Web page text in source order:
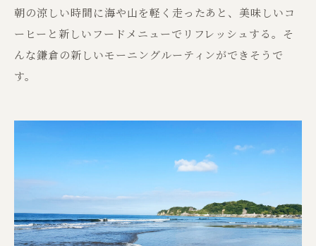
朝の涼しい時間に海や山を軽く走ったあと、美味しいコ
ーヒーと新しいフードメニューでリフレッシュする。そ
んな鎌倉の新しいモーニングルーティンができそうで
す。